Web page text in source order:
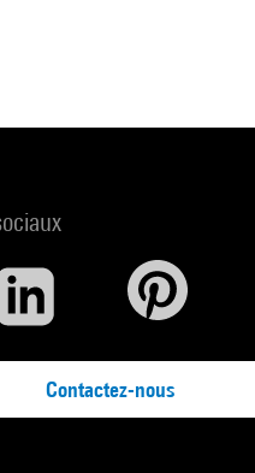
Contactez-nous